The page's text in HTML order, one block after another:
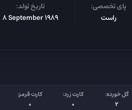
پای تخصصی:
راست
تاریخ تولد:
8 September 1989
گل خورده:
2
کارت زرد:
0
کارت قرمز:
0